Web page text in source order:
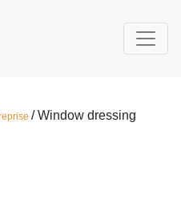
/ Window dressing